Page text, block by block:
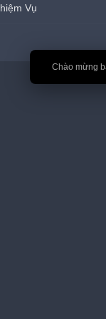
🎉 Chào
Vụ